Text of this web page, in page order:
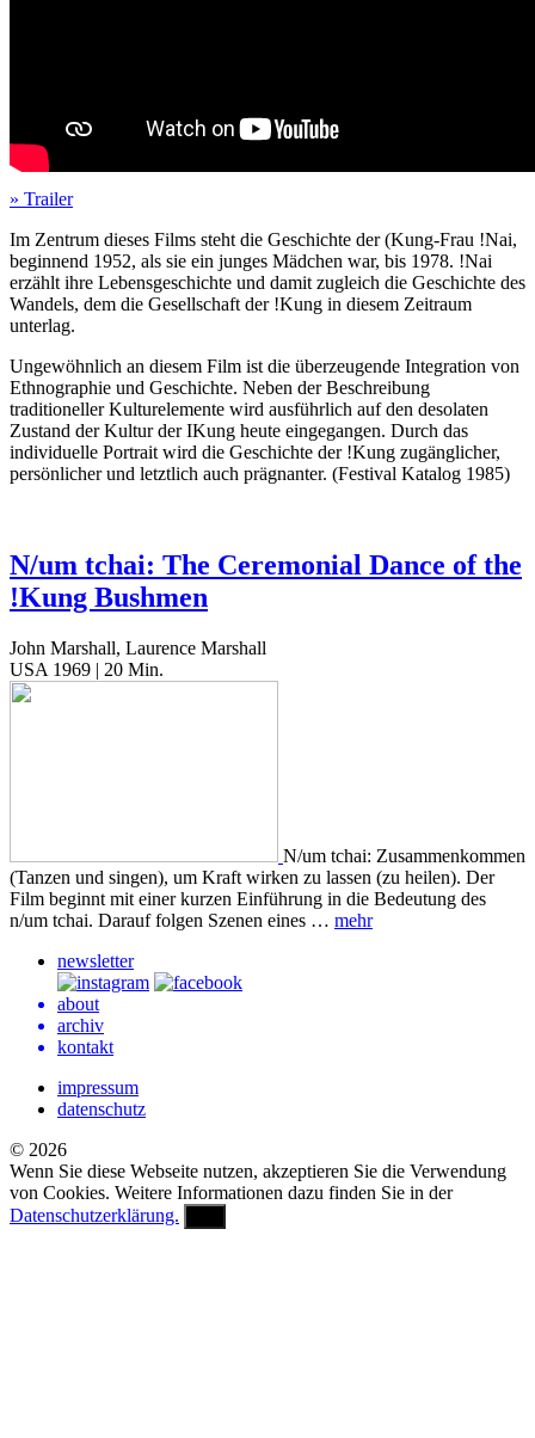
» Trailer
Im Zentrum dieses Films steht die Geschichte der (Kung-Frau !Nai,
beginnend 1952, als sie ein junges Mädchen war, bis 1978. !Nai
erzählt ihre Lebensgeschichte und damit zugleich die Geschichte des
Wandels, dem die Gesellschaft der !Kung in diesem Zeitraum
unterlag.
Ungewöhnlich an diesem Film ist die überzeugende Integration von
Ethnographie und Geschichte. Neben der Beschreibung
traditioneller Kulturelemente wird ausführlich auf den desolaten
Zustand der Kultur der IKung heute eingegangen. Durch das
individuelle Portrait wird die Geschichte der !Kung zugänglicher,
persönlicher und letztlich auch prägnanter. (Festival Katalog 1985)
N/um tchai: The Ceremonial Dance of the
!Kung Bushmen
John Marshall, Laurence Marshall
USA 1969 | 20 Min.
N/um tchai: Zusammenkommen
(Tanzen und singen), um Kraft wirken zu lassen (zu heilen). Der
Film beginnt mit einer kurzen Einführung in die Bedeutung des
n/um tchai. Darauf folgen Szenen eines … mehr
newsletter
about
archiv
kontakt
impressum
datenschutz
© 2026
Wenn Sie diese Webseite nutzen, akzeptieren Sie die Verwendung
von Cookies. Weitere Informationen dazu finden Sie in der
Datenschutzerklärung.